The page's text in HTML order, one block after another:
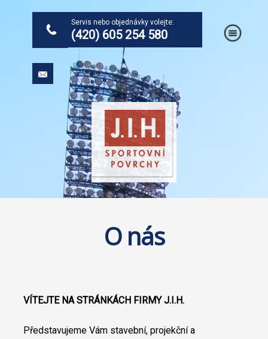
Servis nebo objednávky volejte:
(420) 605 254 580 .
O nás
VÍTEJTE NA STRÁNKÁCH FIRMY J.I.H.
Představujeme Vám stavební, projekční a